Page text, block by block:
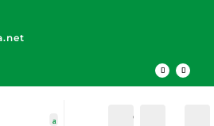
Cuenta